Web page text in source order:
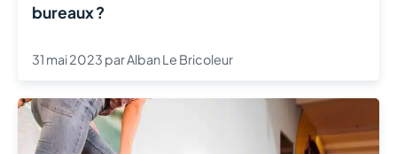
bureaux ?
31 mai 2023 parAlban Le Bricoleur